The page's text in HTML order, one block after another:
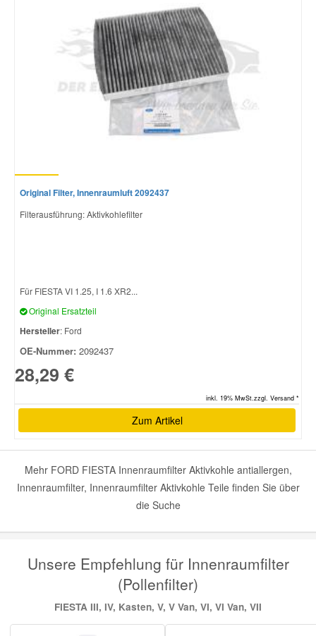
Original Filter, Innenraumluft 2092437
Filterausführung: Aktivkohlefilter
Für FIESTA VI 1.25, I 1.6 XR2...
Original Ersatzteil
Hersteller: Ford
OE-Nummer: 2092437
28,29 €
inkl. 19% MwSt.zzgl. Versand *
Zum Artikel
Mehr FORD FIESTA Innenraumfilter Aktivkohle antiallergen,
Innenraumfilter, Innenraumfilter Aktivkohle Teile finden Sie über
die Suche
Unsere Empfehlung für Innenraumfilter
(Pollenfilter)
FIESTA III, IV, Kasten, V, V Van, VI, VI Van, VII